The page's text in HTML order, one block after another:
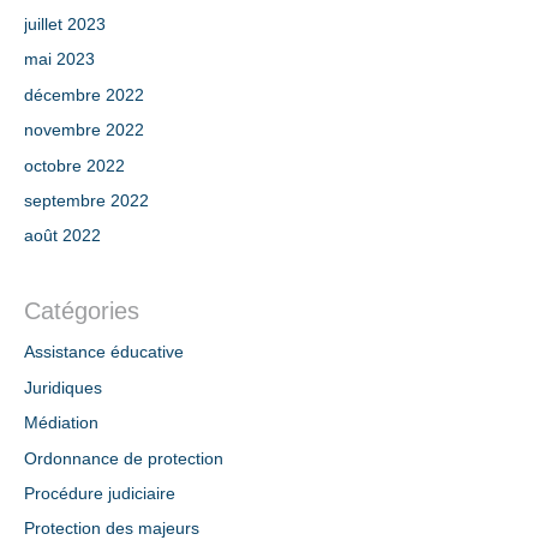
juillet 2023
mai 2023
décembre 2022
novembre 2022
octobre 2022
septembre 2022
août 2022
Catégories
Assistance éducative
Juridiques
Médiation
Ordonnance de protection
Procédure judiciaire
Protection des majeurs